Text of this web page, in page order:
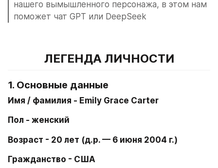
нашего вымышленного персонажа, в этом нам
поможет чат GPT или DeepSeek
ЛЕГЕНДА ЛИЧНОСТИ
1. Основные данные
Имя / фамилия - Emily Grace Carter
Пол - женский
Возраст - 20 лет (д.р. — 6 июня 2004 г.)
Гражданство - США